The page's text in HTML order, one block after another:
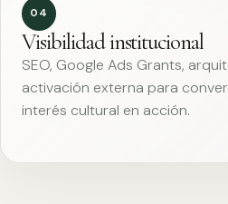
04
Visibilidad institucional
SEO, Google Ads Grants,
activación externa para
interés cultural en acción.